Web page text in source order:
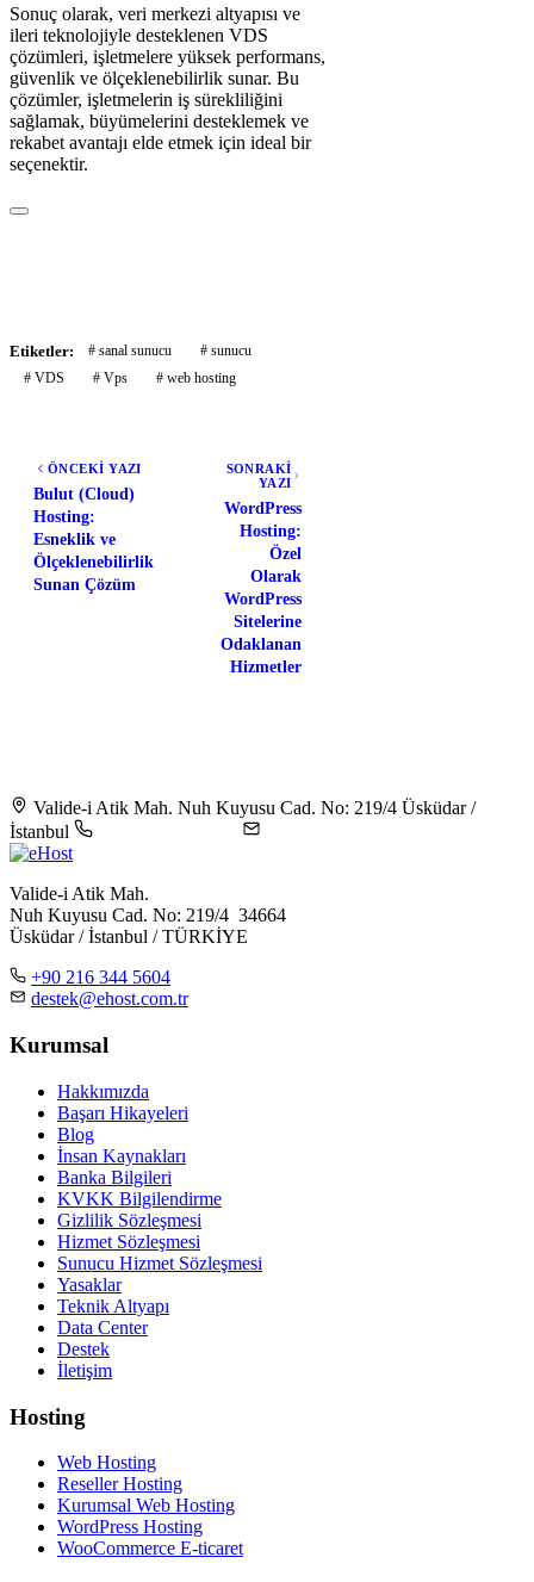
Sonuç olarak, veri merkezi altyapısı ve
ileri teknolojiyle desteklenen VDS
çözümleri, işletmelere yüksek performans,
güvenlik ve ölçeklenebilirlik sunar. Bu
çözümler, işletmelerin iş sürekliliğini
sağlamak, büyümelerini desteklemek ve
rekabet avantajı elde etmek için ideal bir
seçenektir.
Etiketler: # sanal sunucu
# sunucu
# VDS
# Vps # web hosting
ÖNCEKİ YAZI
Bulut (Cloud)
Hosting:
Esneklik ve
Ölçeklenebilirlik
Sunan Çözüm
SONRAKİ
YAZI
WordPress
Hosting:
Özel
Olarak
WordPress
Sitelerine
Odaklanan
Hizmetler
Valide-i Atik Mah. Nuh Kuyusu Cad. No: 219/4 Üsküdar /
İstanbul
Valide-i Atik Mah.
Nuh Kuyusu Cad. No: 219/4 34664
Üsküdar / İstanbul / TÜRKİYE
+90 216 344 5604
destek@ehost.com.tr
Kurumsal
Hakkımızda
Başarı Hikayeleri
Blog
İnsan Kaynakları
Banka Bilgileri
KVKK Bilgilendirme
Gizlilik Sözleşmesi
Hizmet Sözleşmesi
Sunucu Hizmet Sözleşmesi
Yasaklar
Teknik Altyapı
Data Center
Destek
İletişim
Hosting
Web Hosting
Reseller Hosting
Kurumsal Web Hosting
WordPress Hosting
WooCommerce E-ticaret